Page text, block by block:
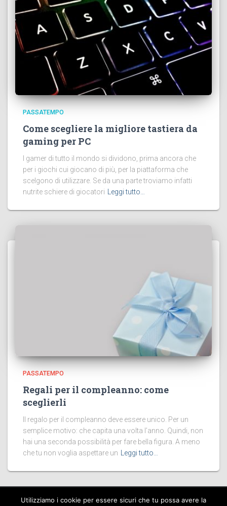
PASSATEMPO
Come scegliere la migliore tastiera da
gaming per PC
I gamer di tutto il mondo si dividono, prima ancora che
per i giochi cui giocano di più, per la piattaforma che
scelgono di utilizzare. Se da una parte troviamo infatti
nutrite schiere di giocatori Leggi tutto…
PASSATEMPO
Regali per il compleanno: come
sceglierli
Il regalo per il compleanno deve essere unico. Per un
semplice motivo: che capita una volta l’anno. Quindi, non
hai una seconda possibilità per fare bella figura. A meno
che tu non voglia aspettare un
Leggi tutto…
Utilizziamo i cookie per essere sicuri che tu possa avere la